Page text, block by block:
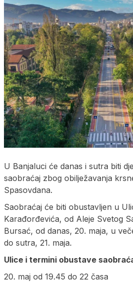
U Banjaluci će danas i sutra biti
saobraćaj zbog obilježavanja
Spasovdana.
Saobraćaj će biti obustavljen u
Karađorđevića, od Aleje Svetog
Bursać, od danas, 20. maja, u
do sutra, 21. maja.
Ulice i termini obustave
20. maj od 19.45 do 22 časa